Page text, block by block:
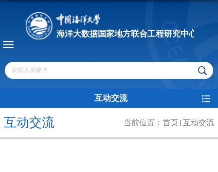
互动交流
当前位置： 首页 互动交流
互动交流